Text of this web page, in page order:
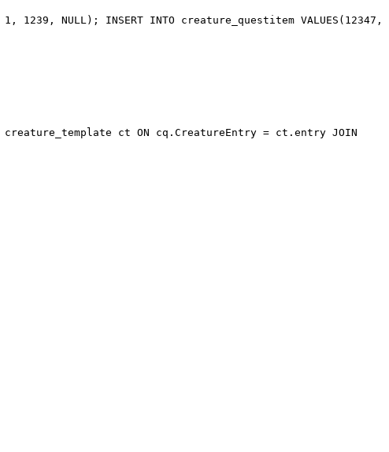
1 , 1239 , NULL); INSERT INTO creature_questitem VALUES ( 12347 ,
creature_template ct ON cq.CreatureEntry = ct.entry JOIN